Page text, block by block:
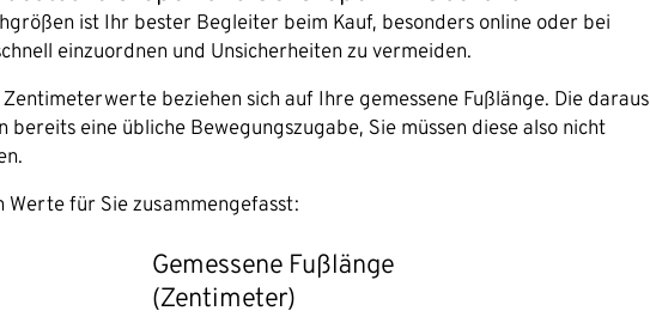
ist Ihr bester Begleiter beim Kauf, besonders online oder bei
einzuordnen und Unsicherheiten zu vermeiden.
beziehen sich auf Ihre gemessene Fußlänge. Die daraus
eine übliche Bewegungszugabe, Sie müssen diese also nicht
für Sie zusammengefasst:
Gemessene Fußlänge
(Zentimeter)